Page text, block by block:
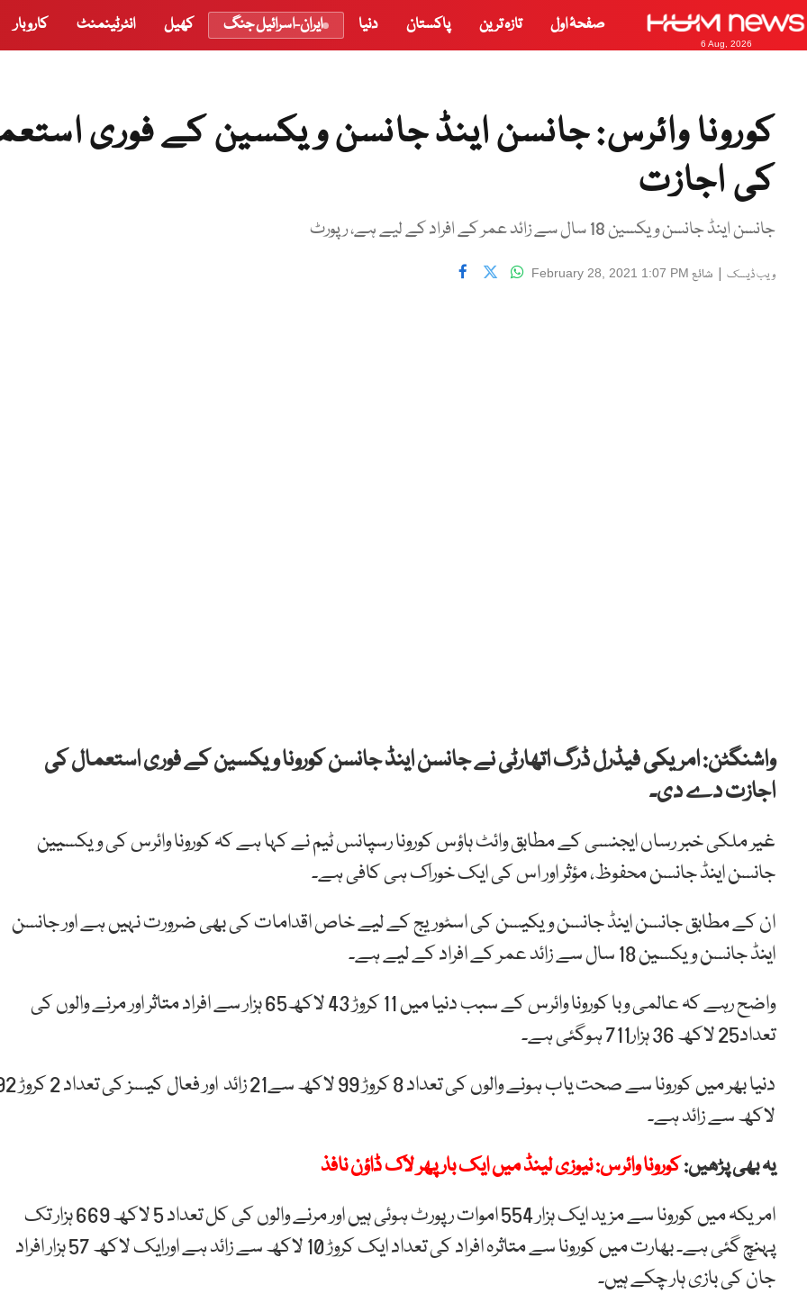
6 Aug, 2026
صفحۂ اول تازہ ترین پاکستان دنیا ایران-اسرائیل جنگ کھیل انٹرٹینمنٹ کاروبار
کورونا وائرس: جانسن اینڈ جانسن ویکسین کے فوری
کی اجازت
جانسن اینڈ جانسن ویکسین 18 سال سے زائد عمر کے افراد کے لیے ہے، رپورٹ
ویب ڈیسک | شائع February 28, 2021 1:07 PM
واشنگٹن: امریکی فیڈرل ڈرگ اتھارٹی نے جانسن اینڈ جانسن کورونا ویکسین کے فوری استعمال کی
اجازت دے دی۔
غیر ملکی خبر رساں ایجنسی کے مطابق وائٹ ہاؤس کورونا رسپانس ٹیم نے کہا ہے کہ کورونا وائرس کی ویکسیین
جانسن اینڈ جانسن محفوظ، مؤثر اور اس کی ایک خوراک ہی کافی ہے۔
ان کے مطابق جانسن اینڈ جانسن ویکیسن کی اسٹوریج کے لیے خاص اقدامات کی بھی ضرورت نہیں ہے اور جانسن
اینڈ جانسن ویکسین 18 سال سے زائد عمر کے افراد کے لیے ہے۔
واضح رہے کہ عالمی وبا کورونا وائرس کے سبب دنیا میں 11 کروڑ 43 لاکھ65 ہزار سے افراد متاثر اور مرنے والوں کی
تعداد25 لاکھ 36 ہزار711 ہوگئی ہے۔
دنیا بھر میں کورونا سے صحت یاب ہونے والوں کی تعداد 8
لاکھ سے زائد ہے۔
یہ بھی پڑھیں:کورونا وائرس: نیوزی لینڈ میں ایک بار پھر لاک ڈاؤن نافذ
امریکہ میں کورونا سے مزید ایک ہزار 554 اموات رپورٹ ہوئی ہیں اور مرنے والوں کی کل تعداد 5 لاکھ 669 ہزار تک
پہنچ گئی ہے۔ بھارت میں کورونا سے متاثرہ افراد کی تعداد ایک کروڑ 10 لاکھ سے زائد ہے اورایک لاکھ 57 ہزار افراد
جان کی بازی ہار چکے ہیں۔